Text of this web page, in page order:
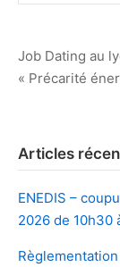
Job Dating au
« Précarité
Articles
ENEDIS –
2026 de 10h30